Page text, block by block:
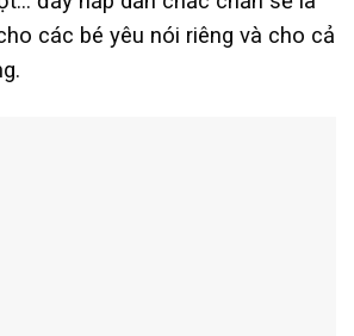
các bé yêu nói riêng và cho cả